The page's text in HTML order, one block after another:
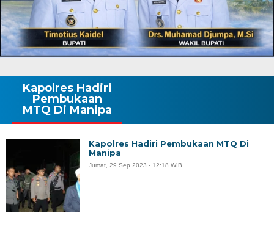
Kapolres Hadiri
Pembukaan
MTQ Di Manipa
Kapolres Hadiri Pembukaan MTQ Di
Manipa
Jumat, 29 Sep 2023 - 12:18 WIB